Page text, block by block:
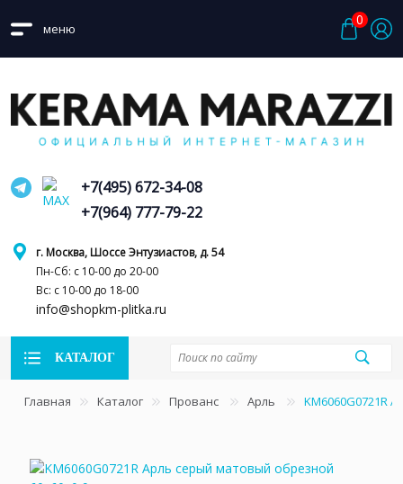
меню
0
г. Москва, Шоссе Энтузиастов, д. 54
Пн-Сб: с 10-00 до 20-00
Вс: с 10-00 до 18-00
info@shopkm-plitka.ru
+7(495) 672-34-08
+7(964) 777-79-22
КАТАЛОГ
Главная Каталог Прованс Арль KM6060G0721R